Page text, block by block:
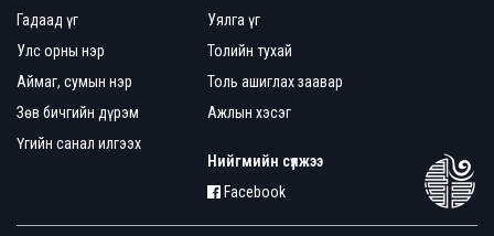
Гадаад үг
Улс орны нэр
Аймаг, сумын нэр
Зөв бичгийн дүрэм
Үгийн санал илгээх
Уялга үг
Толийн тухай
Толь ашиглах заавар
Ажлын хэсэг
Нийгмийн сүлжээ
Facebook